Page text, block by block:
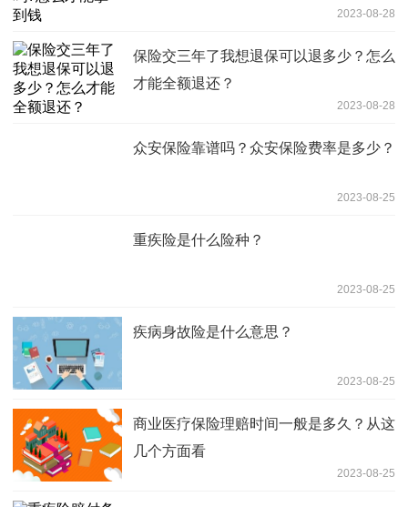
2023-08-28
保险交三年了我想退保可以退多少？怎么
才能全额退还？
2023-08-28
众安保险靠谱吗？众安保险费率是多少？
2023-08-25
重疾险是什么险种？
2023-08-25
疾病身故险是什么意思？
2023-08-25
商业医疗保险理赔时间一般是多久？从这
几个方面看
2023-08-25